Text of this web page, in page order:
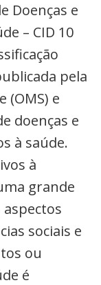
Doenças e
– CID 10
pela
(OMS) e
doenças e
à saúde.
à
grande
sociais e
ou
é